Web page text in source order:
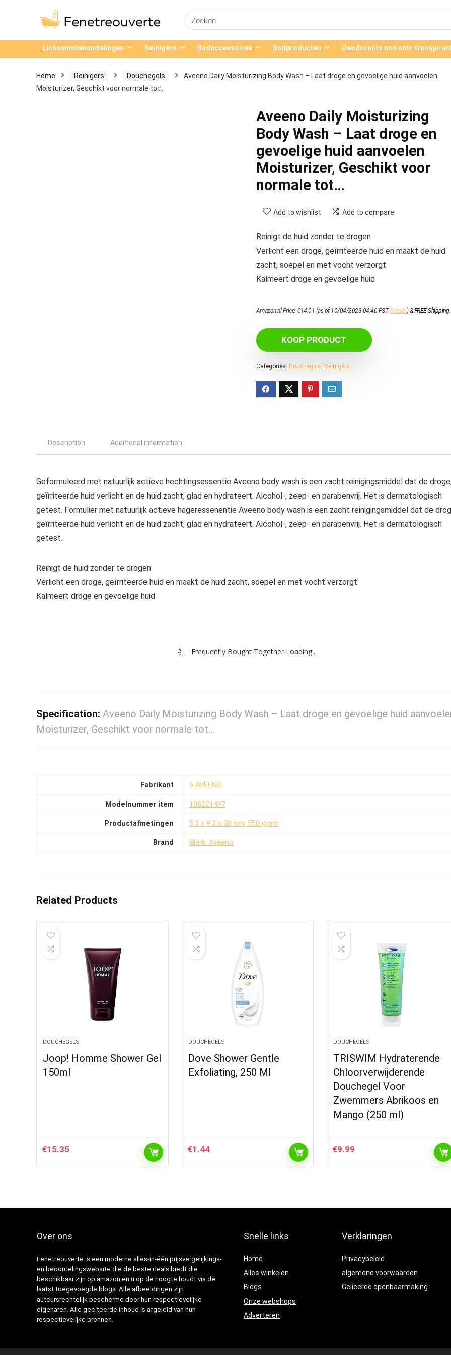
Search
for:
Lichaamsbehandelingen Reinigers Badaccessoires Badproducten Deodorants and anti-
Home Reinigers Douchegels
Aveeno Daily Moisturizing Body Wash – Laat droge en gevoelige huid aanvoelen
Moisturizer, Geschikt voor normale tot…
Aveeno Daily Moisturizing
Body Wash – Laat droge en
gevoelige huid aanvoelen
Moisturizer, Geschikt voor
normale tot…
Add to wishlist Add to compare
Reinigt de huid zonder te drogen
Verlicht een droge, geïrriteerde huid en maakt de huid
zacht, soepel en met vocht verzorgt
Kalmeert droge en gevoelige huid
Amazon.nl Price:€14.01 (as of 10/04/2023 04:40 PST-Details)&FREE Shipping.
KOOP PRODUCT
Categories: Douchegels, Reinigers
Description Additional information
Geformuleerd met natuurlijk actieve hechtingsessentie Aveeno body wash is een zacht reinigingsmiddel dat de
geïrriteerde huid verlicht en de huid zacht, glad en hydrateert. Alcohol-, zeep- en parabenvrij. Het is dermatologisch
getest. Formulier met natuurlijk actieve hageressenentie Aveeno body wash is een zacht reinigingsmiddel dat de
geïrriteerde huid verlicht en de huid zacht, glad en hydrateert. Alcohol-, zeep- en parabenvrij. Het is dermatologisch
getest.
Reinigt de huid zonder te drogen
Verlicht een droge, geïrriteerde huid en maakt de huid zacht, soepel en met vocht verzorgt
Kalmeert droge en gevoelige huid
Frequently Bought Together Loading...
Specification: Aveeno Daily Moisturizing Body Wash – Laat droge en gevoelige huid
Moisturizer, Geschikt voor normale tot…
Fabrikant ‎6 AVEENO
Modelnummer item ‎108221497
Productafmetingen ‎5.3 x 9.2 x 20 cm; 550 gram
Brand Merk: Aveeno
Related Products
DOUCHEGELS
Joop! Homme Shower Gel
150ml
€15.35
DOUCHEGELS
Dove Shower Gentle
Exfoliating, 250 Ml
€1.44
DOUCHEGELS
TRISWIM Hydraterende
Chloorverwijderende
Douchegel Voor
Zwemmers Abrikoos en
Mango (250 ml)
€9.99
Over ons
Fenetreouverte is een moderne alles-in-één prijsvergelijkings-
en beoordelingswebsite die de beste deals biedt die
beschikbaar zijn op amazon en u op de hoogte houdt via de
laatst toegevoegde blogs. Alle afbeeldingen zijn
auteursrechtelijk beschermd door hun respectievelijke
eigenaren. Alle geciteerde inhoud is afgeleid van hun
respectievelijke bronnen.
Snelle links
Home
Alles winkelen
Blogs
Onze webshops
Adverteren
Verklaringen
Privacybeleid
algemene voorwaarden
Gelieerde openbaarmaking